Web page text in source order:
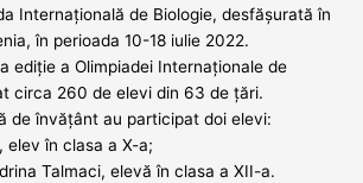
Internațională de Biologie, desfășurată în
în perioada 10-18 iulie 2022.
ediție a Olimpiadei Internaționale de
circa 260 de elevi din 63 de țări.
de învăţânt au participat doi elevi:
elev în clasa a X-a;
Talmaci, elevă în clasa a XII-a.